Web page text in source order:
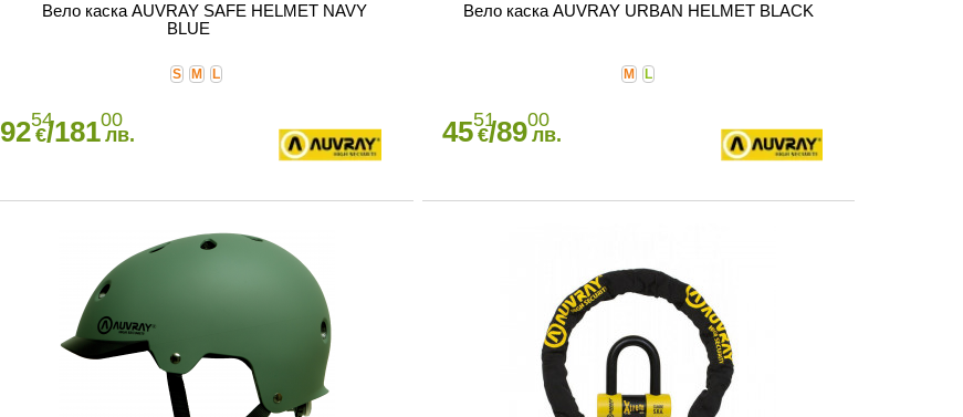
Вело каска AUVRAY SAFE HELMET NAVY
BLUE
S M L
9254
€/18100
лв.
Вело каска AUVRAY URBAN HELMET BLACK
M L
4551
€/8900
лв.